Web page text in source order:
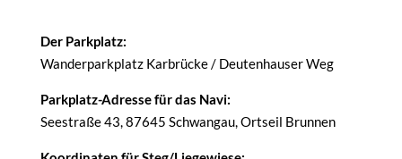
Der Parkplatz:
Wanderparkplatz Karbrücke / Deutenhauser Weg
Parkplatz-Adresse für das Navi:
Seestraße 43, 87645 Schwangau, Ortseil Brunnen